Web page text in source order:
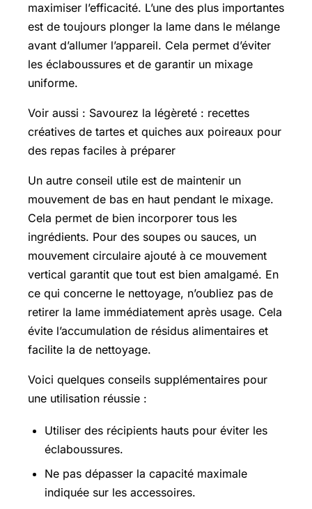
maximiser l’efficacité. L’une des plus importantes
est de toujours plonger la lame dans le mélange
avant d’allumer l’appareil. Cela permet d’éviter
les éclaboussures et de garantir un mixage
uniforme.
Voir aussi : Savourez la légèreté : recettes
créatives de tartes et quiches aux poireaux pour
des repas faciles à préparer
Un autre conseil utile est de maintenir un
mouvement de bas en haut pendant le mixage.
Cela permet de bien incorporer tous les
ingrédients. Pour des soupes ou sauces, un
mouvement circulaire ajouté à ce mouvement
vertical garantit que tout est bien amalgamé. En
ce qui concerne le nettoyage, n’oubliez pas de
retirer la lame immédiatement après usage. Cela
évite l’accumulation de résidus alimentaires et
facilite la de nettoyage.
Voici quelques conseils supplémentaires pour
une utilisation réussie :
Utiliser des récipients hauts pour éviter les
éclaboussures.
Ne pas dépasser la capacité maximale
indiquée sur les accessoires.